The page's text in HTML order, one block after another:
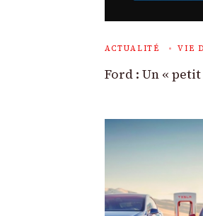
ACTUALITÉ VIE
Ford : Un « petit